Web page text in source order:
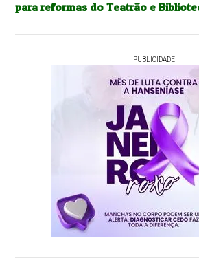
para reformas do Teatrão e
PUBLICIDADE